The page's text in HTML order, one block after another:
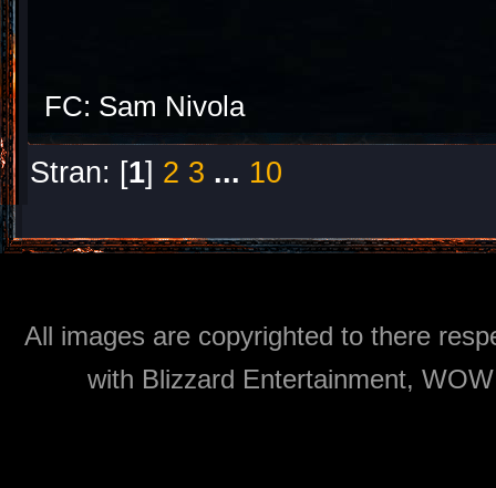
FC: Sam Nivola
Stran: [1] 2 3 ... 10
All images are copyrighted to there
with Blizzard Entertainment,